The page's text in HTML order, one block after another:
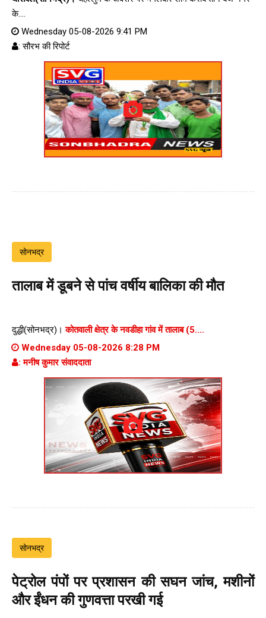
के....
Wednesday 05-08-2026 9:41 PM
: सौरभ की रिपोर्ट
सोनभद्र
तालाब में डूबने से पांच वर्षीय बालिका की मौत
दुद्धी(सोनभद्र)।कोतवाली क्षेत्र के नवडीहा गांव में तालाब (5....
Wednesday 05-08-2026 8:28 PM
: मनीष कुमार संवाददाता
सोनभद्र
पेट्रोल पंपों पर प्रशासन की सघन जांच, मशीनों
और ईंधन की गुणवत्ता परखी गई